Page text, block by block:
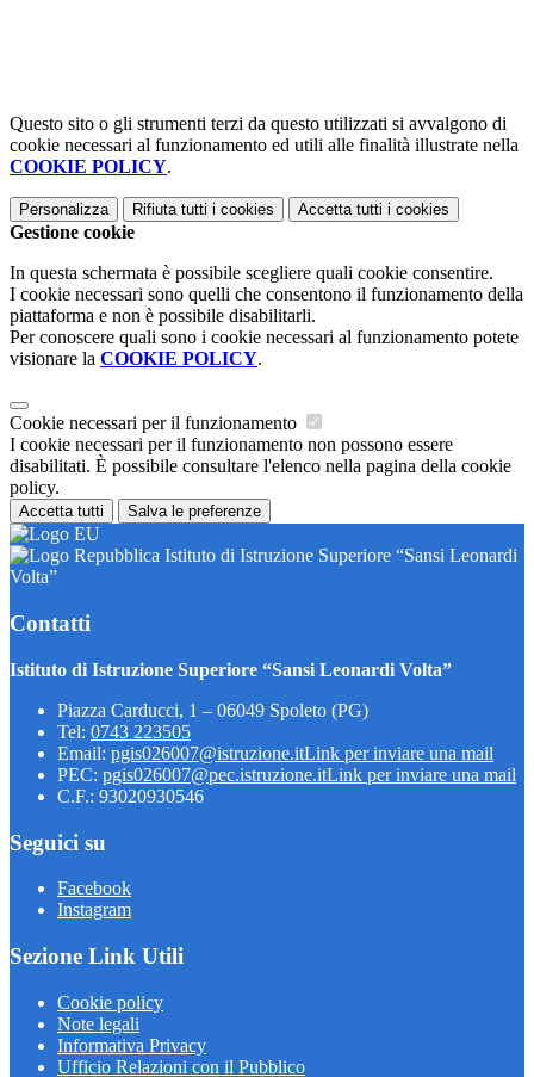
Questo sito o gli strumenti terzi da questo utilizzati si avvalgono di
cookie necessari al funzionamento ed utili alle finalità illustrate nella
COOKIE POLICY.
Personalizza Rifiuta tutti i cookies Accetta tutti i cookies
Gestione cookie
In questa schermata è possibile scegliere quali cookie consentire.
I cookie necessari sono quelli che consentono il funzionamento della
piattaforma e non è possibile disabilitarli.
Per conoscere quali sono i cookie necessari al funzionamento potete
visionare la COOKIE POLICY.
Cookie necessari per il funzionamento
I cookie necessari per il funzionamento non possono essere
disabilitati. È possibile consultare l'elenco nella pagina della cookie
policy.
Accetta tutti Salva le preferenze
Istituto di Istruzione Superiore “Sansi Leonardi
Volta”
Contatti
Istituto di Istruzione Superiore “Sansi Leonardi Volta”
Piazza Carducci, 1 – 06049 Spoleto (PG)
Tel: 0743 223505
Email: pgis026007@istruzione.itLink per inviare una mail
PEC: pgis026007@pec.istruzione.itLink per inviare una mail
C.F.: 93020930546
Seguici su
Facebook
Instagram
Sezione Link Utili
Cookie policy
Note legali
Informativa Privacy
Ufficio Relazioni con il Pubblico